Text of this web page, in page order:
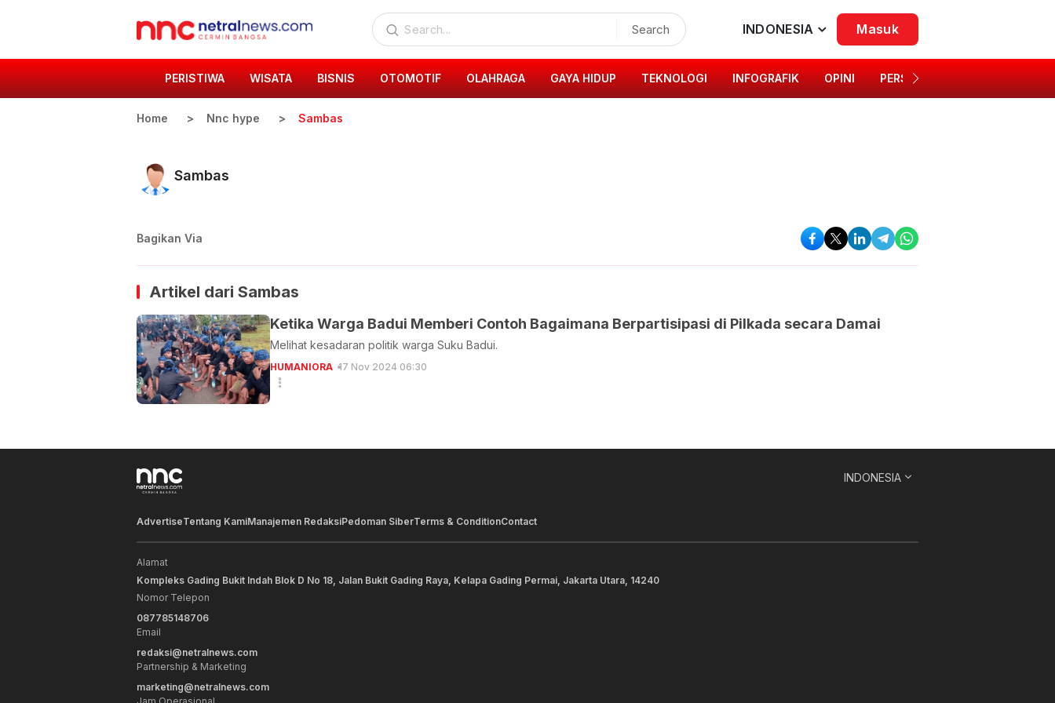
Search INDONESIA Masuk
PERISTIWA WISATA BISNIS OTOMOTIF OLAHRAGA GAYA HIDUP TEKNOLOGI INFOGRAFIK OPINI PERSONA
Home Nnc hype Sambas
Sambas
Bagikan Via
Artikel dari Sambas
Ketika Warga Badui Memberi Contoh Bagaimana Berpartisipasi di Pilkada secara Damai
Melihat kesadaran politik warga Suku Badui.
HUMANIORA 17 Nov 2024 06:30
INDONESIA
AdvertiseTentang KamiManajemen RedaksiPedoman SiberTerms & ConditionContact
Alamat
Kompleks Gading Bukit Indah Blok D No 18, Jalan Bukit Gading Raya, Kelapa Gading Permai, Jakarta Utara, 14240
Nomor Telepon
087785148706
Email
redaksi@netralnews.com
Partnership & Marketing
marketing@netralnews.com